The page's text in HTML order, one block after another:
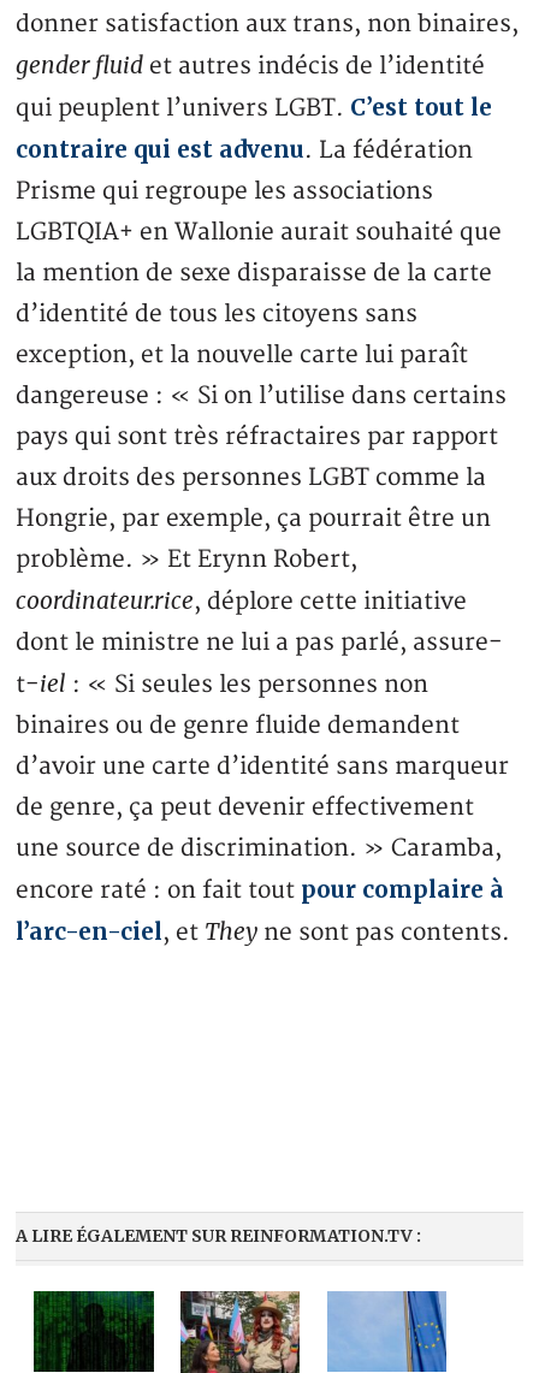
donner satisfaction aux trans, non binaires,
gender fluid et autres indécis de l’identité
qui peuplent l’univers LGBT. C’est tout le
contraire qui est advenu. La fédération
Prisme qui regroupe les associations
LGBTQIA+ en Wallonie aurait souhaité que
la mention de sexe disparaisse de la carte
d’identité de tous les citoyens sans
exception, et la nouvelle carte lui paraît
dangereuse : « Si on l’utilise dans certains
pays qui sont très réfractaires par rapport
aux droits des personnes LGBT comme la
Hongrie, par exemple, ça pourrait être un
problème. » Et Erynn Robert,
coordinateur.rice, déplore cette initiative
dont le ministre ne lui a pas parlé, assure-
t-iel : « Si seules les personnes non
binaires ou de genre fluide demandent
d’avoir une carte d’identité sans marqueur
de genre, ça peut devenir effectivement
une source de discrimination. » Caramba,
encore raté : on fait tout pour complaire à
l’arc-en-ciel, et They ne sont pas contents.
A LIRE ÉGALEMENT SUR REINFORMATION.TV :